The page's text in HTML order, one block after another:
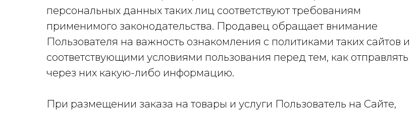
персональных данных таких лиц соответствуют требованиям
применимого законодательства. Продавец обращает внимание
Пользователя на важность ознакомления с политиками таких сайтов и
соответствующими условиями пользования перед тем, как отправлять
через них какую-либо информацию.
При размещении заказа на товары и услуги Пользователь на Сайте,